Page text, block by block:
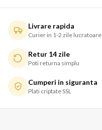
Livrare rapida
Curier in 1-2 zile lucratoare
Retur 14 zile
Poti returna simplu
Cumperi in siguranta
Plati criptate SSL